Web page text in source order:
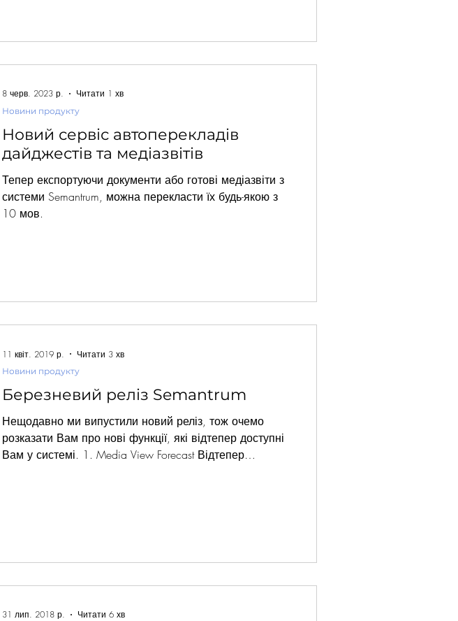
Новий сервіс автоперекладів
дайджестів та медіазвітів
Тепер експортуючи документи або готові медіазвіти з
системи Semantrum, можна перекласти їх будь-якою з
10 мов.
Новини продукту
8 черв. 2023 р. Читати 1 хв
Березневий реліз Semantrum
Нещодавно ми випустили новий реліз, тож очемо
розказати Вам про нові функції, які відтепер доступні
Вам у системі. 1. Media View Forecast Відтепер
Новини продукту
11 квіт. 2019 р. Читати 3 хв
31 лип. 2018 р. Читати 6 хв